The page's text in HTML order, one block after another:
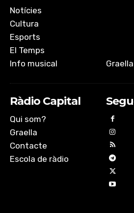
Notícies
Cultura
Esports
El Temps
Info musical
Ràdio Capital
Qui som?
Graella
Contacte
Escola de ràdio